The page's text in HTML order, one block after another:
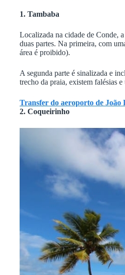
1. Tambaba
Localizada na cidade de Conde,
duas partes. Na primeira, com
área é proibido).
A segunda parte é sinalizada e
trecho da praia, existem falésias
Transfer do aeroporto de João
2. Coqueirinho